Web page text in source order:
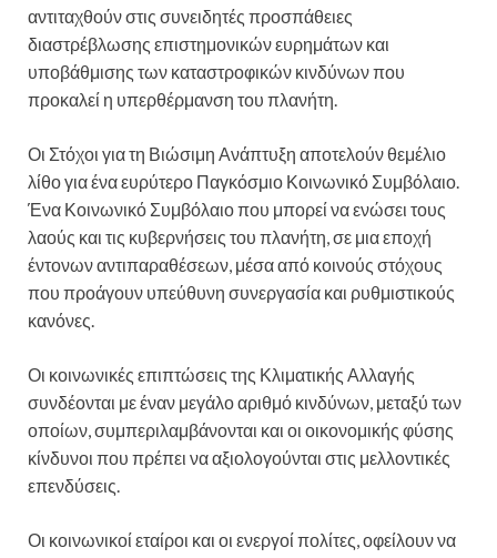
αντιταχθούν στις συνειδητές προσπάθειες
διαστρέβλωσης επιστημονικών ευρημάτων και
υποβάθμισης των καταστροφικών κινδύνων που
προκαλεί η υπερθέρμανση του πλανήτη.
Οι Στόχοι για τη Βιώσιμη Ανάπτυξη αποτελούν θεμέλιο
λίθο για ένα ευρύτερο Παγκόσμιο Κοινωνικό Συμβόλαιο.
Ένα Κοινωνικό Συμβόλαιο που μπορεί να ενώσει τους
λαούς και τις κυβερνήσεις του πλανήτη, σε μια εποχή
έντονων αντιπαραθέσεων, μέσα από κοινούς στόχους
που προάγουν υπεύθυνη συνεργασία και ρυθμιστικούς
κανόνες.
Οι κοινωνικές επιπτώσεις της Κλιματικής Αλλαγής
συνδέονται με έναν μεγάλο αριθμό κινδύνων, μεταξύ των
οποίων, συμπεριλαμβάνονται και οι οικονομικής φύσης
κίνδυνοι που πρέπει να αξιολογούνται στις μελλοντικές
επενδύσεις.
Οι κοινωνικοί εταίροι και οι ενεργοί πολίτες, οφείλουν να